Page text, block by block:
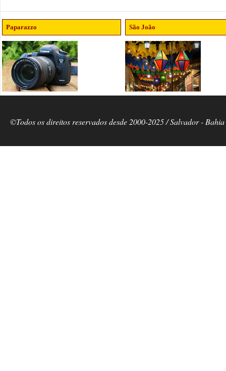
Paparazzo São João
©Todos os direitos reservados desde 2000-2025 / Salvador -